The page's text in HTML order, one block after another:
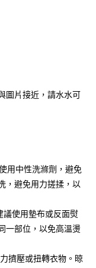
行
業銀行
圖片接近，請水水可
用中性洗滌劑，避免
，避免用力搓揉，以
議使用墊布或反面熨
一部位，以免高溫燙
擠壓或扭轉衣物。晾